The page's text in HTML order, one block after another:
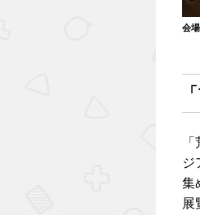
会
ジ
集
展